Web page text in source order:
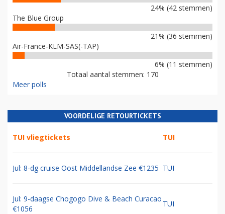
24% (42 stemmen)
The Blue Group
21% (36 stemmen)
Air-France-KLM-SAS(-TAP)
6% (11 stemmen)
Totaal aantal stemmen: 170
Meer polls
VOORDELIGE RETOURTICKETS
TUI vliegtickets TUI
Jul: 8-dg cruise Oost Middellandse Zee €1235 TUI
Jul: 9-daagse Chogogo Dive & Beach Curacao
€1056
TUI